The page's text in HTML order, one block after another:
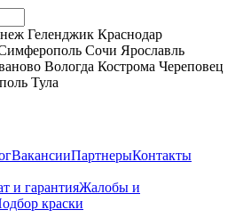
Геленджик Краснодар
Сочи Ярославль
Вологда Кострома Череповец
Тула
ВакансииПартнерыКонтакты
и гарантияЖалобы и
краски